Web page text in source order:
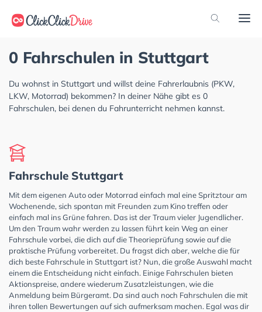
0 Fahrschulen in Stuttgart
Du wohnst in Stuttgart und willst deine Fahrerlaubnis (PKW,
LKW, Motorrad) bekommen? In deiner Nähe gibt es 0
Fahrschulen, bei denen du Fahrunterricht nehmen kannst.
Fahrschule Stuttgart
Mit dem eigenen Auto oder Motorrad einfach mal eine Spritztour am
Wochenende, sich spontan mit Freunden zum Kino treffen oder
einfach mal ins Grüne fahren. Das ist der Traum vieler Jugendlicher.
Um den Traum wahr werden zu lassen führt kein Weg an einer
Fahrschule vorbei, die dich auf die Theorieprüfung sowie auf die
praktische Prüfung vorbereitet. Du fragst dich aber, welche die für
dich beste Fahrschule in Stuttgart ist? Nun, die große Auswahl macht
einem die Entscheidung nicht einfach. Einige Fahrschulen bieten
Aktionspreise, andere wiederum Zusatzleistungen, wie die
Anmeldung beim Bürgeramt. Da sind auch noch Fahrschulen die mit
ihren tollen Bewertungen auf sich aufmerksam machen. Egal was dir